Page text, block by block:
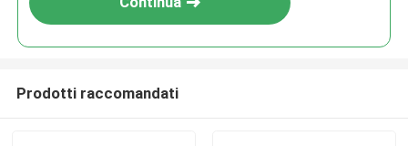
Prodotti raccomandati